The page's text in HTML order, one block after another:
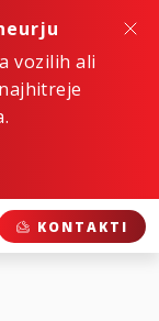
vozilih ali
KONTAKTI